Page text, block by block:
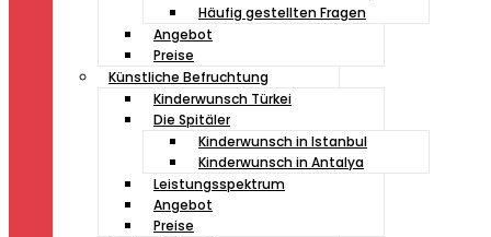
Häufig gestellten Fragen
Angebot
Preise
Künstliche Befruchtung
Kinderwunsch Türkei
Die Spitäler
Kinderwunsch in Istanbul
Kinderwunsch in Antalya
Leistungsspektrum
Angebot
Preise